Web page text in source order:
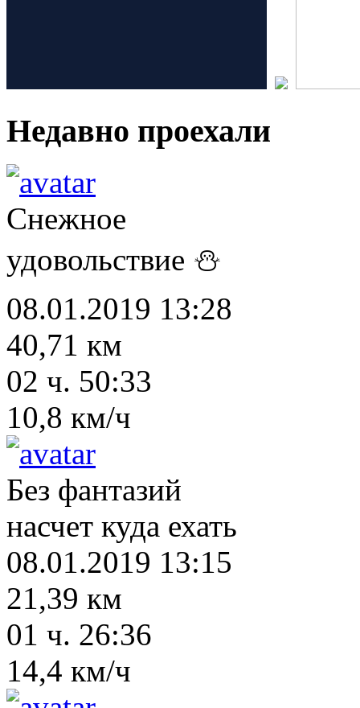
Недавно проехали
Снежное
удовольствие ⛄
08.01.2019 13:28
40,71 км
02 ч. 50:33
10,8 км/ч
Без фантазий
насчет куда ехать
08.01.2019 13:15
21,39 км
01 ч. 26:36
14,4 км/ч